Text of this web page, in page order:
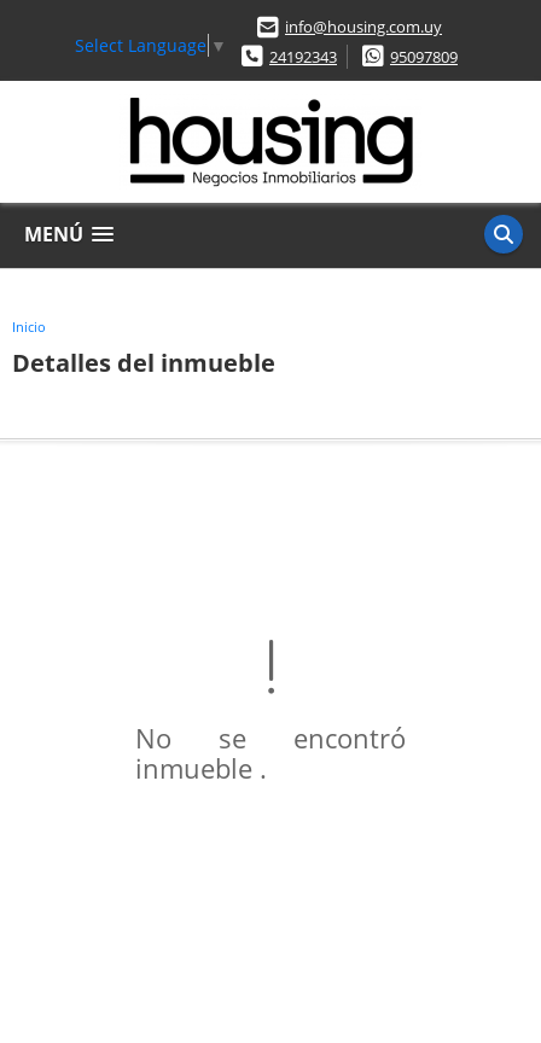
Select Language ▼
info@housing.com.uy
24192343
95097809
MENÚ
Inicio
Detalles del inmueble
No se encontró
inmueble .